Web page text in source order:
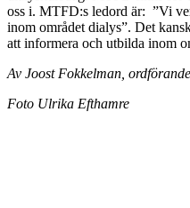
oss i. MTFD:s ledord är: ”Vi
inom området dialys”. Det
att informera och utbilda inom
Av Joost Fokkelman,
Foto Ulrika Efthamre